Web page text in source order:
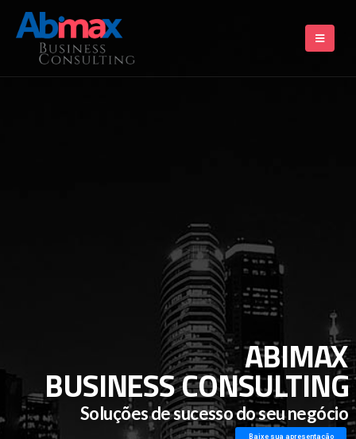
BUSINESS CONSULTING
Baixe sua apresentação
ABIMAX
Soluções de sucesso do seu negócio